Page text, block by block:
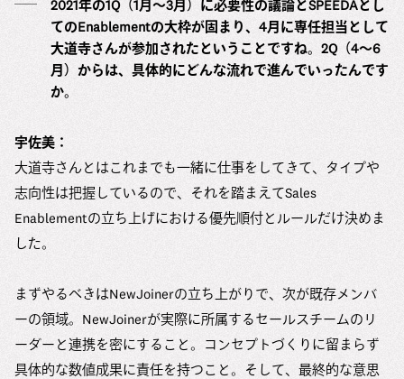
2021年の1Q（1月〜3月）に必要性の議論とSPEEDAとし
てのEnablementの大枠が固まり、4月に専任担当として
大道寺さんが参加されたということですね。2Q（4〜6
月）からは、具体的にどんな流れで進んでいったんです
か。
宇佐美：
大道寺さんとはこれまでも一緒に仕事をしてきて、タイプや
志向性は把握しているので、それを踏まえてSales
Enablementの立ち上げにおける優先順付とルールだけ決めま
した。
まずやるべきはNewJoinerの立ち上がりで、次が既存メンバ
ーの領域。NewJoinerが実際に所属するセールスチームのリ
ーダーと連携を密にすること。コンセプトづくりに留まらず
具体的な数値成果に責任を持つこと。そして、最終的な意思